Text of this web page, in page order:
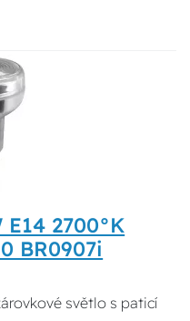
2700°K
BR0907i
světlo s paticí